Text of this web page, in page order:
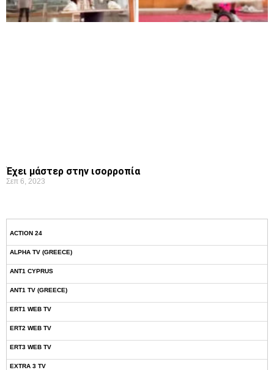
Έχει μάστερ στην ισορροπία
Σεπ 6, 2023
ACTION 24
ALPHA TV (GREECE)
ANT1 CYPRUS
ANT1 TV (GREECE)
ERT1 WEB TV
ERT2 WEB TV
ERT3 WEB TV
EXTRA 3 TV